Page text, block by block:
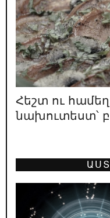
16.05.2026
Դիպուկ
15.05.2026
զոհերի
13.05.2026
Տե՛ր
12.05.2026
Տեր-
իշխանության
աշխատանքը. 1996
Հեշտ ու
նախուտեստ՝